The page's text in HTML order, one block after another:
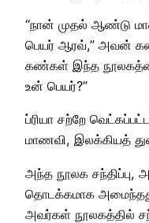
“நான் முதல் ஆண்டு
பெயர் ஆரவ்,” அவன்
கண்கள் இந்த
உன் பெயர்?”
ப்ரியா சற்றே
மாணவி, இலக்கியத்
அந்த நூலக சந்திப்பு,
தொடக்கமாக அமைந்தது.
அவர்கள் நூலகத்தில்